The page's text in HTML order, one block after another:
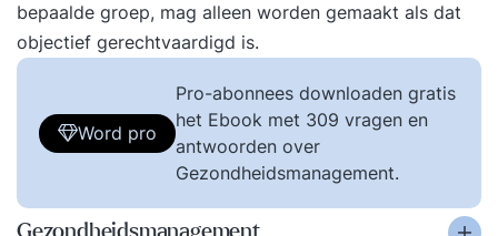
bepaalde groep, mag alleen worden gemaakt als dat
objectief gerechtvaardigd is.
Word pro
Pro-abonnees downloaden gratis
het Ebook met 309 vragen en
antwoorden over
Gezondheidsmanagement.
Gezondheidsmanagement